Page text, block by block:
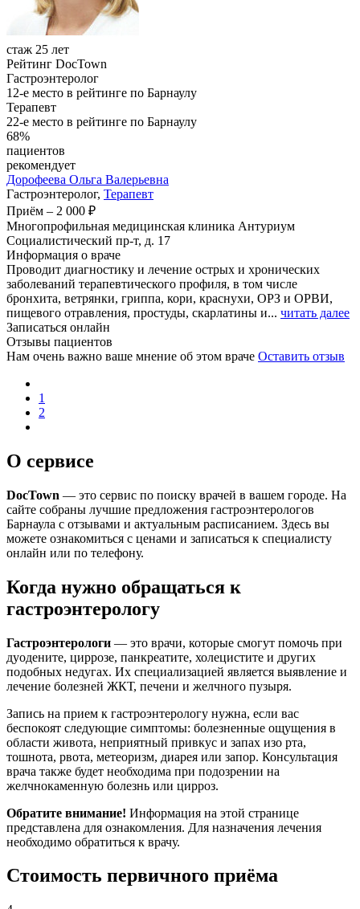
стаж 25 лет
Рейтинг DocTown
Гастроэнтеролог
12-е место в рейтинге по Барнаулу
Терапевт
22-е место в рейтинге по Барнаулу
68%
пациентов
рекомендует
Дорофеева Ольга Валерьевна
Гастроэнтеролог, Терапевт
Приём – 2 000 ₽
Многопрофильная медицинская клиника Антуриум
Социалистический пр-т, д. 17
Информация о враче
Проводит диагностику и лечение острых и хронических
заболеваний терапевтического профиля, в том числе
бронхита, ветрянки, гриппа, кори, краснухи, ОРЗ и ОРВИ,
пищевого отравления, простуды, скарлатины и... читать далее
Записаться онлайн
Отзывы пациентов
Нам очень важно ваше мнение об этом враче Оставить отзыв
1
2
О сервисе
DocTown — это сервис по поиску врачей в вашем городе. На
сайте собраны лучшие предложения гастроэнтерологов
Барнаула с отзывами и актуальным расписанием. Здесь вы
можете ознакомиться с ценами и записаться к специалисту
онлайн или по телефону.
Когда нужно обращаться к
гастроэнтерологу
Гастроэнтерологи — это врачи, которые смогут помочь при
дуодените, циррозе, панкреатите, холецистите и других
подобных недугах. Их специализацией является выявление и
лечение болезней ЖКТ, печени и желчного пузыря.
Запись на прием к гастроэнтерологу нужна, если вас
беспокоят следующие симптомы: болезненные ощущения в
области живота, неприятный привкус и запах изо рта,
тошнота, рвота, метеоризм, диарея или запор. Консультация
врача также будет необходима при подозрении на
желчнокаменную болезнь или цирроз.
Обратите внимание! Информация на этой странице
представлена для ознакомления. Для назначения лечения
необходимо обратиться к врачу.
Стоимость первичного приёма